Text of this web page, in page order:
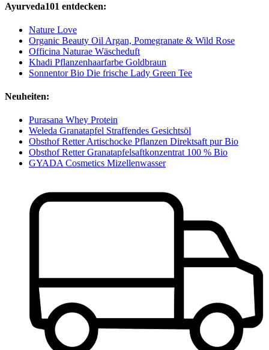
Ayurveda101 entdecken:
Nature Love
Organic Beauty Oil Argan, Pomegranate & Wild Rose
Officina Naturae Wäscheduft
Khadi Pflanzenhaarfarbe Goldbraun
Sonnentor Bio Die frische Lady Green Tee
Neuheiten:
Purasana Whey Protein
Weleda Granatapfel Straffendes Gesichtsöl
Obsthof Retter Artischocke Pflanzen Direktsaft pur Bio
Obsthof Retter Granatapfelsaftkonzentrat 100 % Bio
GYADA Cosmetics Mizellenwasser